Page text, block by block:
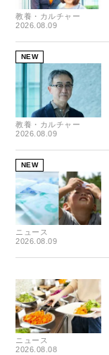
教養・カルチャー
2026.08.09
NEW
教養・カルチャー
2026.08.09
NEW
ニュース
2026.08.09
ニュース
2026.08.08